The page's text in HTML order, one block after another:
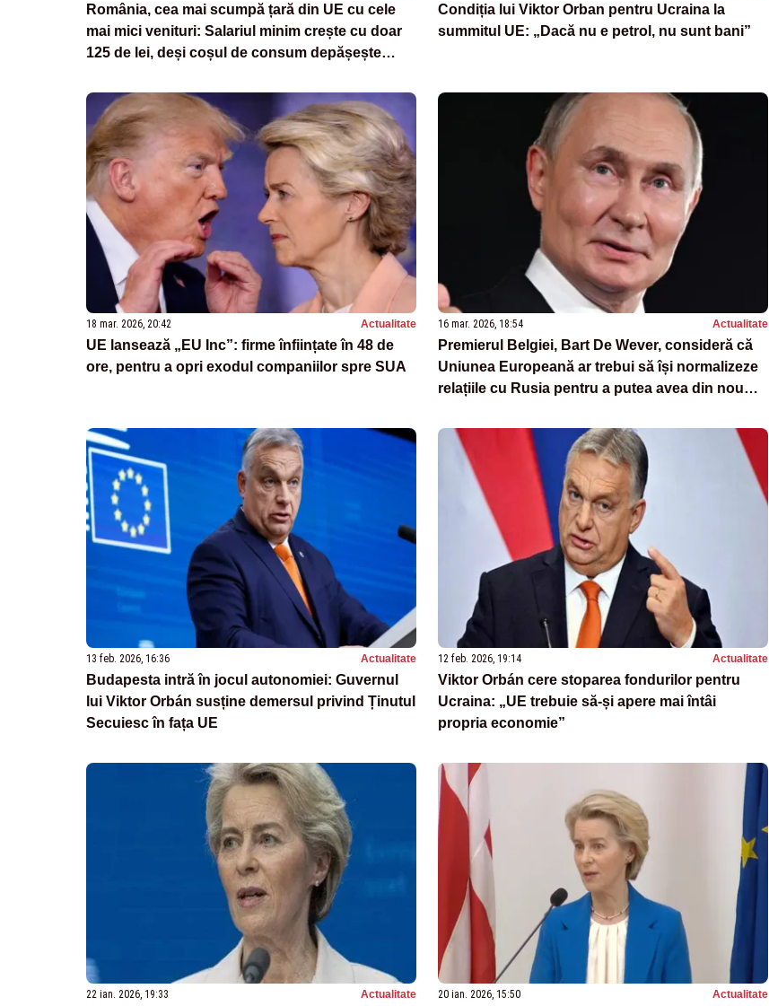
România, cea mai scumpă țară din UE cu cele
mai mici venituri: Salariul minim crește cu doar
125 de lei, deși coșul de consum depășește
Condiția lui Viktor Orban pentru Ucraina la
summitul UE: „Dacă nu e petrol, nu sunt bani”
18 mar. 2026, 20:42 Actualitate
UE lansează „EU Inc”: firme înființate în 48 de
ore, pentru a opri exodul companiilor spre SUA
16 mar. 2026, 18:54 Actualitate
Premierul Belgiei, Bart De Wever, consideră că
Uniunea Europeană ar trebui să își normalizeze
relațiile cu Rusia pentru a putea avea din nou
13 feb. 2026, 16:36 Actualitate
Budapesta intră în jocul autonomiei: Guvernul
lui Viktor Orbán susține demersul privind Ținutul
Secuiesc în fața UE
12 feb. 2026, 19:14 Actualitate
Viktor Orbán cere stoparea fondurilor pentru
Ucraina: „UE trebuie să-și apere mai întâi
propria economie”
22 ian. 2026, 19:33 Actualitate 20 ian. 2026, 15:50 Actualitate